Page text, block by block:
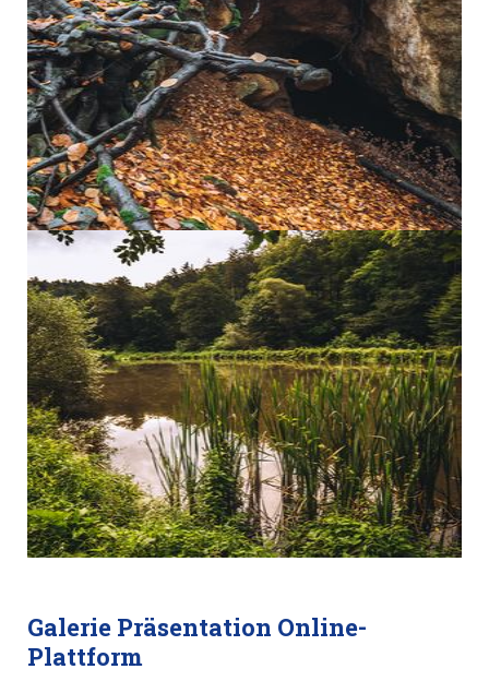
Galerie Präsentation Online-
Plattform